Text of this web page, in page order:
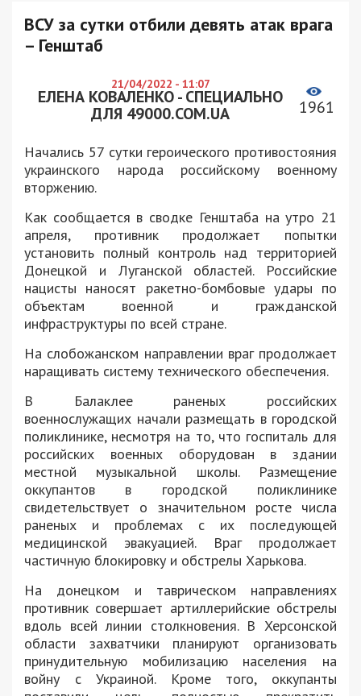
ВСУ за сутки отбили девять атак врага
– Генштаб
21/04/2022 - 11:07
ЕЛЕНА КОВАЛЕНКО - СПЕЦИАЛЬНО
ДЛЯ 49000.COM.UA
1961
Начались 57 сутки героического противостояния
украинского народа российскому военному
вторжению.
Как сообщается в сводке Генштаба на утро 21
апреля, противник продолжает попытки
установить полный контроль над территорией
Донецкой и Луганской областей. Российские
нацисты наносят ракетно-бомбовые удары по
объектам военной и гражданской
инфраструктуры по всей стране.
На слобожанском направлении враг продолжает
наращивать систему технического обеспечения.
В Балаклее раненых российских
военнослужащих начали размещать в городской
поликлинике, несмотря на то, что госпиталь для
российских военных оборудован в здании
местной музыкальной школы. Размещение
оккупантов в городской поликлинике
свидетельствует о значительном росте числа
раненых и проблемах с их последующей
медицинской эвакуацией. Враг продолжает
частичную блокировку и обстрелы Харькова.
На донецком и таврическом направлениях
противник совершает артиллерийские обстрелы
вдоль всей линии столкновения. В Херсонской
области захватчики планируют организовать
принудительную мобилизацию населения на
войну с Украиной. Кроме того, оккупанты